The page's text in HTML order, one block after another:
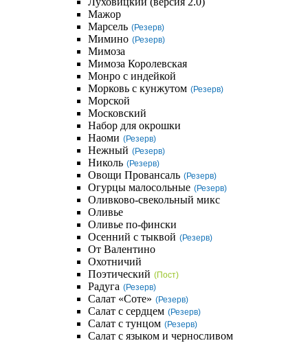
Мажор
Марсель (Резерв)
Мимино (Резерв)
Мимоза
Мимоза Королевская
Монро с индейкой
Морковь с кунжутом (Резерв)
Морской
Московский
Набор для окрошки
Наоми (Резерв)
Нежный (Резерв)
Николь (Резерв)
Овощи Провансаль (Резерв)
Огурцы малосольные (Резерв)
Оливково-свекольный микс
Оливье
Оливье по-фински
Осенний с тыквой (Резерв)
От Валентино
Охотничий
Поэтический (Пост)
Радуга (Резерв)
Салат «Соте» (Резерв)
Салат с сердцем (Резерв)
Салат с тунцом (Резерв)
Салат с языком и черносливом